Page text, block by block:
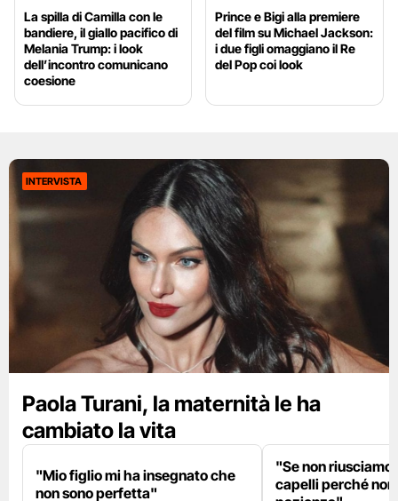
La spilla di Camilla con le
bandiere, il giallo pacifico di
Melania Trump: i look
dell’incontro comunicano
coesione
Prince e Bigi alla premiere
del film su Michael Jackson:
i due figli omaggiano il Re
del Pop coi look
INTERVISTA
Paola Turani, la maternità le ha
cambiato la vita
"Mio figlio mi ha insegnato che
non sono perfetta"
"Se non riusciamo
capelli perché